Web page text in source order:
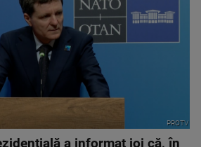
PROTV
a informat joi că, în